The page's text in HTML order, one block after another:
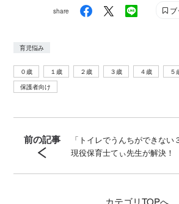
share
育児悩み
０歳 １歳 ２歳 ３歳 ４歳 ５
保護者向け
前の記事
「トイレでうんちができな
現役保育士てぃ先生が解決！
カテゴリTOPへ